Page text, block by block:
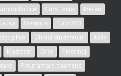
didactice Curs Festiv
Decan
Erasmus
Euro 200
Ghidul studentului
Italia
Masterat Orar
Pelerinaj
Programare examene